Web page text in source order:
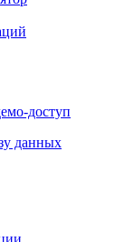
доступ
данных